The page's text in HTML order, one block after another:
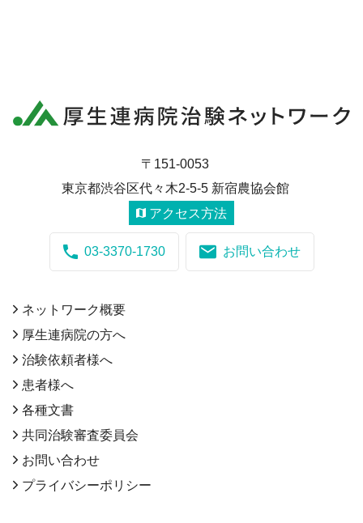
〒151-0053
東京都渋谷区代々木2-5-5 新宿農協会館
アクセス方法
03-3370-1730 お問い合わせ
ネットワーク概要
厚生連病院の方へ
治験依頼者様へ
患者様へ
各種文書
共同治験審査委員会
お問い合わせ
プライバシーポリシー